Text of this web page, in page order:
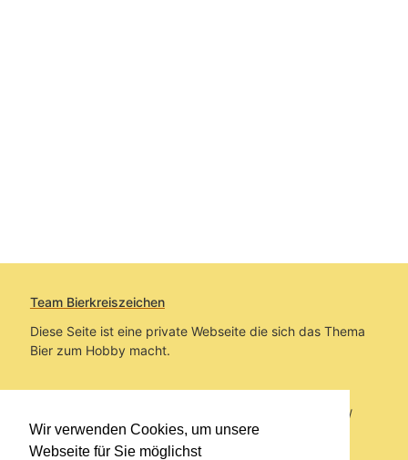
Wir verwenden Cookies, um unsere
Webseite für Sie möglichst
Team Bierkreiszeichen
Diese Seite ist eine private Webseite die sich das Thema
Bier zum Hobby macht.
Sie befinden sich auf https://www.bierkreiszeichen.at/
im Pfad:Bierkreiszeichen/Gesammelte Biere